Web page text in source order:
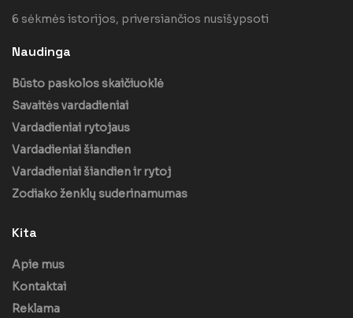
6 sėkmės istorijos, priversiančios nusišypsoti
Naudinga
Būsto paskolos skaičiuoklė
Savaitės vardadieniai
Vardadieniai rytojaus
Vardadieniai šiandien
Vardadieniai šiandien ir rytoj
Zodiako ženklų suderinamumas
Kita
Apie mus
Kontaktai
Reklama